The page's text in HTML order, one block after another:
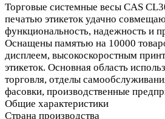
Торговые системные весы CAS
печатью этикеток удачно
функциональность, надежность и
Оснащены памятью на 10000
дисплеем, высокоскоростным
этикеток. Основная область
торговля, отделы
фасовки, производственные
Общие характеристики
Страна производства